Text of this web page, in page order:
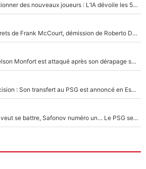
Zinédine Zidane va sélectionner des nouveaux joueurs : L’IA dévoile les 5 cracks qui pourraient rapidement le rejoindre en équipe de France !
Trahison de Longoria, secrets de Frank McCourt, démission de Roberto De Zerbi : Medhi Benatia se lâche sur son départ de l'OM et fait d'importantes révélations
Incendies en Gironde - Nelson Monfort est attaqué après son dérapage sur CNews : «Et lui, il prend combien pour parler dans un studio climatisé?»
Ferran Torres a pris sa décision : Son transfert au PSG est annoncé en Espagne !
Suzuki recruté, Chevalier veut se battre, Safonov numéro un… Le PSG se lance encore dans un gros chantier pour le poste de gardien de but